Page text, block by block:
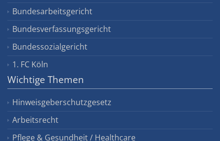
Bundesarbeitsgericht
Bundesverfassungsgericht
Bundessozialgericht
1. FC Köln
Wichtige Themen
Hinweisgeberschutzgesetz
Arbeitsrecht
Pflege & Gesundheit / Healthcare